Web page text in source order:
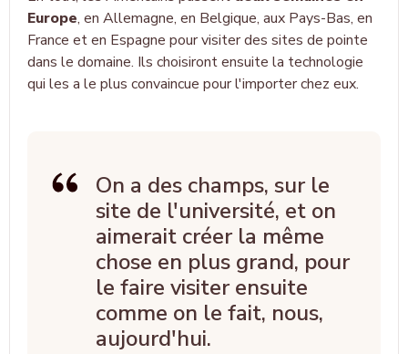
Europe, en Allemagne, en Belgique, aux Pays-Bas, en
France et en Espagne pour visiter des sites de pointe
dans le domaine. Ils choisiront ensuite la technologie
qui les a le plus convaincue pour l'importer chez eux.
On a des champs, sur le
site de l'université, et on
aimerait créer la même
chose en plus grand, pour
le faire visiter ensuite
comme on le fait, nous,
aujourd'hui.